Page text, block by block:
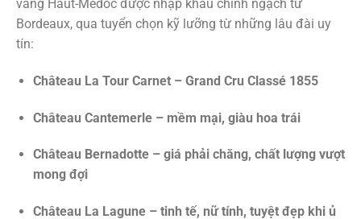
vang Haut-Médoc được nhập khẩu chính ngạch từ
Bordeaux, qua tuyển chọn kỹ lưỡng từ những lâu đài uy
tín:
Château La Tour Carnet – Grand Cru Classé 1855
Château Cantemerle – mềm mại, giàu hoa trái
Château Bernadotte – giá phải chăng, chất lượng vượt
mong đợi
Château La Lagune – tinh tế, nữ tính, tuyệt đẹp khi ủ